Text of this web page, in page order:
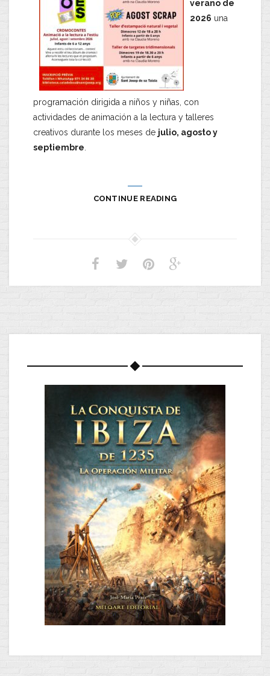
verano de
2026 una
programación dirigida a niños y niñas, con
actividades de animación a la lectura y talleres
creativos durante los meses de julio, agosto y
septiembre
CONTINUE READING